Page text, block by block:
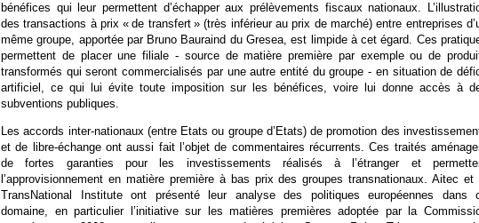
bénéfices qui leur permettent d’échapper aux prélèvements fiscaux nationaux.
des transactions à prix « de transfert » (très inférieur au prix de marché) entre entreprises
même groupe, apportée par Bruno Bauraind du Gresea, est limpide à cet égard. Ces
permettent de placer une filiale - source de matière première par exemple ou de
transformés qui seront commercialisés par une autre entité du groupe - en situation de
artificiel, ce qui lui évite toute imposition sur les bénéfices, voire lui donne accès à
subventions publiques.
Les accords inter-nationaux (entre Etats ou groupe d’Etats) de promotion des
et de libre-échange ont aussi fait l’objet de commentaires récurrents. Ces traités
de fortes garanties pour les investissements réalisés à l’étranger et
l’approvisionnement en matière première à bas prix des groupes transnationaux. Aitec et
TransNational Institute ont présenté leur analyse des politiques européennes dans
domaine, en particulier l’initiative sur les matières premières adoptée par la